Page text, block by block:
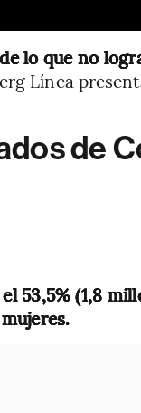
lo que no
Línea
de
el 53,5% (1,8